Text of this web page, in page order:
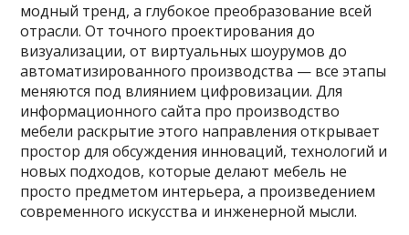
модный тренд, а глубокое преобразование всей
отрасли. От точного проектирования до
визуализации, от виртуальных шоурумов до
автоматизированного производства — все этапы
меняются под влиянием цифровизации. Для
информационного сайта про производство
мебели раскрытие этого направления открывает
простор для обсуждения инноваций, технологий и
новых подходов, которые делают мебель не
просто предметом интерьера, а произведением
современного искусства и инженерной мысли.